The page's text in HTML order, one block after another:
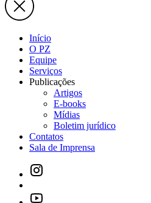
Início
O PZ
Equipe
Serviços
Publicações
Artigos
E-books
Mídias
Boletim jurídico
Contatos
Sala de Imprensa